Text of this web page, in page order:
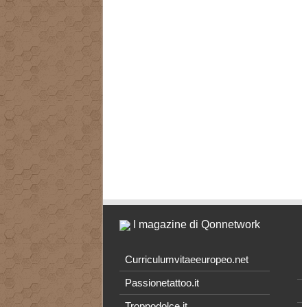
I magazine di Qonnetwork
Curriculumvitaeeuropeo.net
Passionetattoo.it